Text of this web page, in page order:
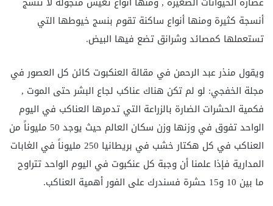
أنسجة كثيرة ومنها أنواع ساكنة تقوم بنسج خيوطها التي
تستعملها كمصائد وشرانق تضع فيها البيض.
ويقول منذر عبد الرحمن في مقالة العنكبوت كائن كل العصور في
مجلة الخفجي: لو لم تكن هناك عناكب لجاع البشر حتى الموت ,
فكمية الحشرات الضارة بالزراعة التي تدمرها العناكب في اليوم
الواحد تفوق في وزنها وزن سكان العالم حيث يوجد 50 مليوناً من
العناكب في كل هكتار خشب في بريطانيا 250 مليوناً في الغابات
المدارية فإذا علمنا أن وجبة كل عنكبوت في اليوم الواحد تتراوح
ما بين 10 و15 حشرة فسندرك على الفور أهمية العناكب.